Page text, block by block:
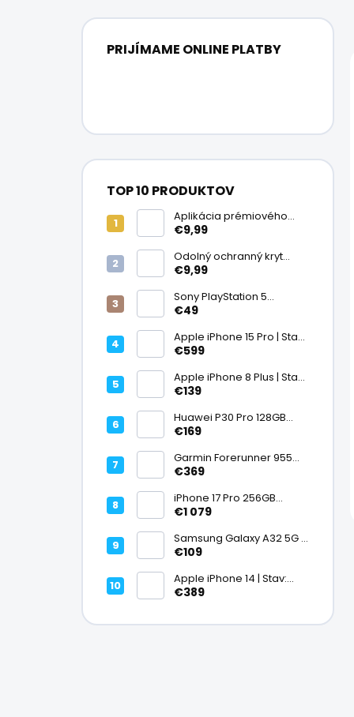
PRIJÍMAME ONLINE PLATBY
TOP 10 PRODUKTOV
Aplikácia prémiového
ochranného skla na
€9,99
Odolný ochranný kryt
transparentný
€9,99
Sony PlayStation 5
DualSense bezdrôtový
Vynikajúci – A
€49
Apple iPhone 15 Pro | Stav:
Vynikajúci – A
€599
Apple iPhone 8 Plus | Stav:
Vynikajúci – A
€139
Huawei P30 Pro 128GB
Black, Kirin 980, Leica 40
6,47" OLED, IP68 | Stav:
Vynikajúci – A
€169
Garmin Forerunner 955
Black, multisport GPS
batéria 15 dní, ECG,
ClimbPro
€369
iPhone 17 Pro 256GB
Cosmic Orange | Stav:
€1 079
Samsung Galaxy A32 5G |
Stav: Vynikajúci – A
€109
Apple iPhone 14 | Stav:
Vynikajúci – A
€389